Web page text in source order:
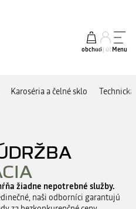
obchodmôj účetMenu
Karoséria a čelné sklo
žiadne nepotrebné služby.
naši odborníci garantujú